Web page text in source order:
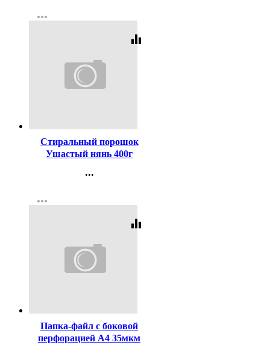
Регистрация
more_horiz
equalizer
Стиральный порошок
Ушастый нянь 400г
...
Регистрация
more_horiz
equalizer
Папка-файл с боковой
перфорацией А4 35мкм